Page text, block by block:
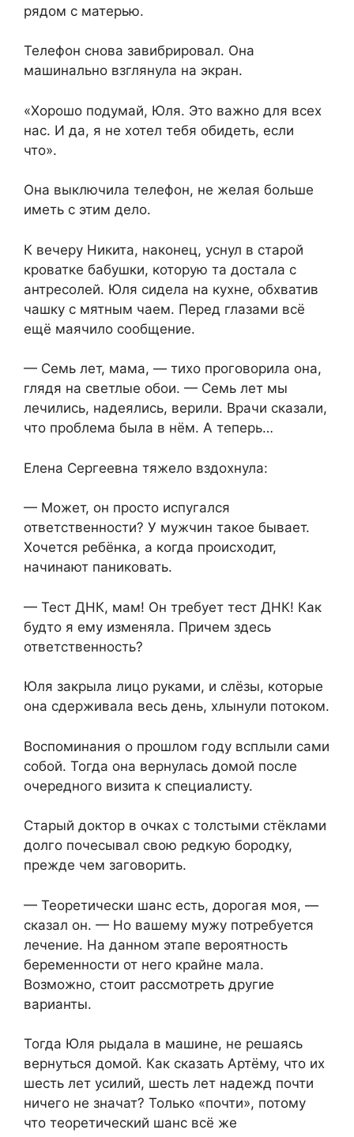
рядом с матерью.
Телефон снова завибрировал. Она
машинально взглянула на экран.
«Хорошо подумай, Юля. Это важно для всех
нас. И да, я не хотел тебя обидеть, если
что».
Она выключила телефон, не желая больше
иметь с этим дело.
К вечеру Никита, наконец, уснул в старой
кроватке бабушки, которую та достала с
антресолей. Юля сидела на кухне, обхватив
чашку с мятным чаем. Перед глазами всё
ещё маячило сообщение.
— Семь лет, мама, — тихо проговорила она,
глядя на светлые обои. — Семь лет мы
лечились, надеялись, верили. Врачи сказали,
что проблема была в нём. А теперь…
Елена Сергеевна тяжело вздохнула:
— Может, он просто испугался
ответственности? У мужчин такое бывает.
Хочется ребёнка, а когда происходит,
начинают паниковать.
— Тест ДНК, мам! Он требует тест ДНК! Как
будто я ему изменяла. Причем здесь
ответственность?
Юля закрыла лицо руками, и слёзы, которые
она сдерживала весь день, хлынули потоком.
Воспоминания о прошлом году всплыли сами
собой. Тогда она вернулась домой после
очередного визита к специалисту.
Старый доктор в очках с толстыми стёклами
долго почесывал свою редкую бородку,
прежде чем заговорить.
— Теоретически шанс есть, дорогая моя, —
сказал он. — Но вашему мужу потребуется
лечение. На данном этапе вероятность
беременности от него крайне мала.
Возможно, стоит рассмотреть другие
варианты.
Тогда Юля рыдала в машине, не решаясь
вернуться домой. Как сказать Артёму, что их
шесть лет усилий, шесть лет надежд почти
ничего не значат? Только «почти», потому
что теоретический шанс всё же